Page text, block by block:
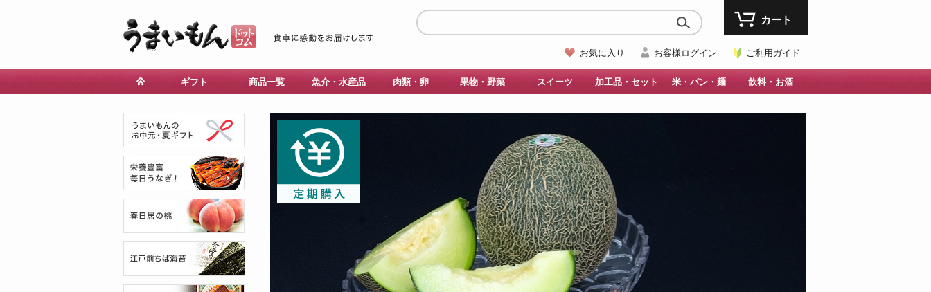
お気に入り お客様ログイン ご利用ガイド
カート
ギフト 商品一覧 魚介・水産品 肉類・卵 果物・野菜 スイーツ 加工品・セット 米・パン・麺 飲料・お酒